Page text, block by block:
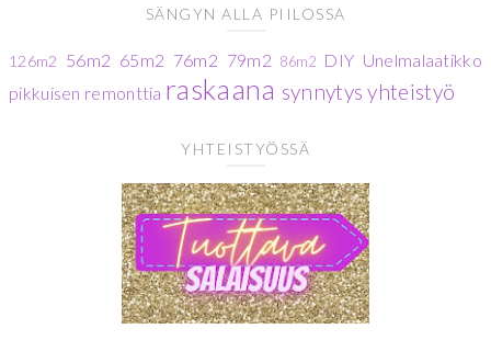
SÄNGYN ALLA PIILOSSA
126m2 56m2 65m2 76m2 79m2 86m2 DIY Unelmalaatikko
pikkuisen remonttia raskaana synnytys yhteistyö
YHTEISTYÖSSÄ